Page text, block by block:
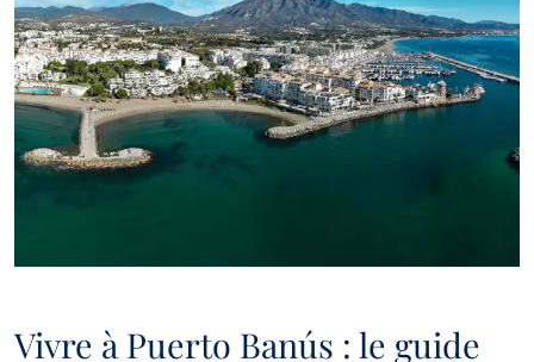
Vivre à Puerto Banús : le guide